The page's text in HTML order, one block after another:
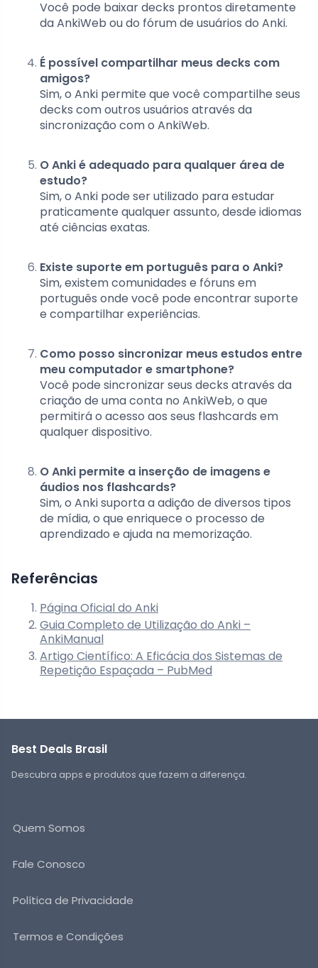
Você pode baixar decks prontos diretamente
da AnkiWeb ou do fórum de usuários do Anki.
É possível compartilhar meus decks com
amigos?
Sim, o Anki permite que você compartilhe seus
decks com outros usuários através da
sincronização com o AnkiWeb.
O Anki é adequado para qualquer área de
estudo?
Sim, o Anki pode ser utilizado para estudar
praticamente qualquer assunto, desde idiomas
até ciências exatas.
Existe suporte em português para o Anki?
Sim, existem comunidades e fóruns em
português onde você pode encontrar suporte
e compartilhar experiências.
Como posso sincronizar meus estudos entre
meu computador e smartphone?
Você pode sincronizar seus decks através da
criação de uma conta no AnkiWeb, o que
permitirá o acesso aos seus flashcards em
qualquer dispositivo.
O Anki permite a inserção de imagens e
áudios nos flashcards?
Sim, o Anki suporta a adição de diversos tipos
de mídia, o que enriquece o processo de
aprendizado e ajuda na memorização.
Referências
Página Oficial do Anki
Guia Completo de Utilização do Anki –
AnkiManual
Artigo Científico: A Eficácia dos Sistemas de
Repetição Espaçada – PubMed
Best Deals Brasil
Descubra apps e produtos que fazem a diferença.
Quem Somos
Fale Conosco
Política de Privacidade
Termos e Condições